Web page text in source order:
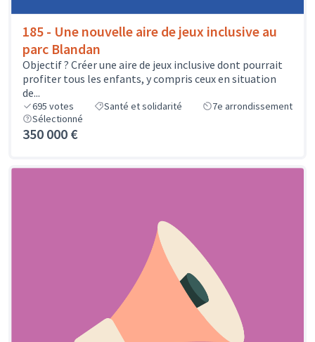
185 - Une nouvelle aire de jeux inclusive au
parc Blandan
Objectif ? Créer une aire de jeux inclusive dont pourrait
profiter tous les enfants, y compris ceux en situation
de...
695 votes Santé et solidarité
7e arrondissement
Sélectionné
350 000 €